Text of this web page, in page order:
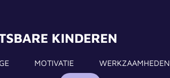
KINDEREN
MOTIVATIE WERKZAAMHEDEN